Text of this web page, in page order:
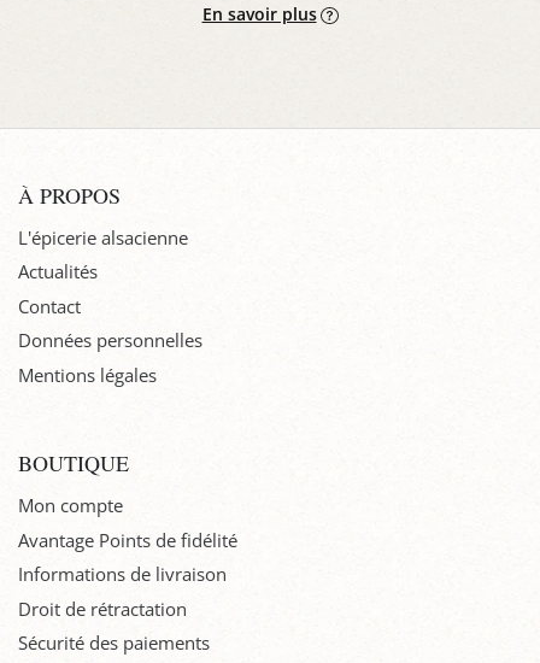
En savoir plus
À PROPOS
L'épicerie alsacienne
Actualités
Contact
Données personnelles
Mentions légales
BOUTIQUE
Mon compte
Avantage Points de fidélité
Informations de livraison
Droit de rétractation
Sécurité des paiements